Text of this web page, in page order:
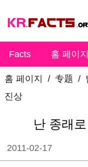
Facts 홈 페이지
홈 페이지 / 专题 /
진상
난 종래
2011-02-17